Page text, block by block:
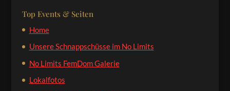
Top Events & Seiten
Home
Unsere Schnappschüsse im No Limits
No Limits FemDom Galerie
Lokalfotos